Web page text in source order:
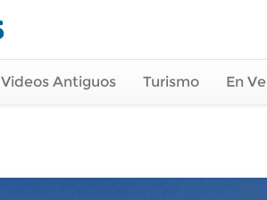
Videos Antiguos Turismo En